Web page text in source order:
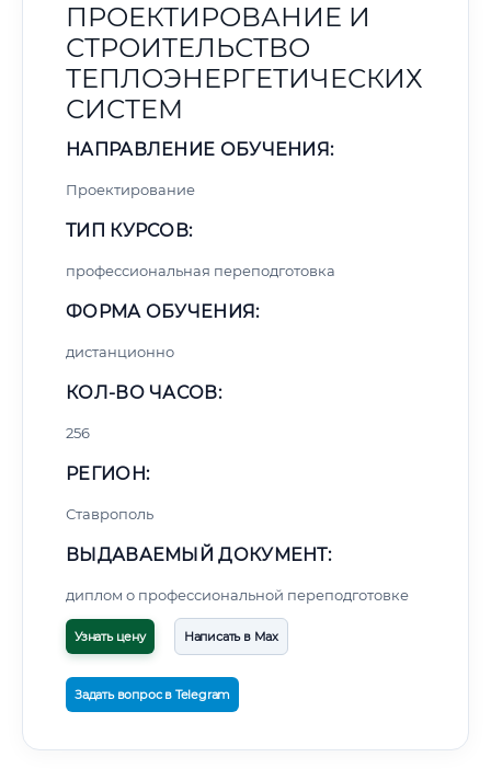
ПРОЕКТИРОВАНИЕ И
СТРОИТЕЛЬСТВО
ТЕПЛОЭНЕРГЕТИЧЕСКИХ
СИСТЕМ
НАПРАВЛЕНИЕ ОБУЧЕНИЯ:
Проектирование
ТИП КУРСОВ:
профессиональная переподготовка
ФОРМА ОБУЧЕНИЯ:
дистанционно
КОЛ-ВО ЧАСОВ:
256
РЕГИОН:
Ставрополь
ВЫДАВАЕМЫЙ ДОКУМЕНТ:
диплом о профессиональной переподготовке
Узнать цену Написать в Max
Задать вопрос в Telegram